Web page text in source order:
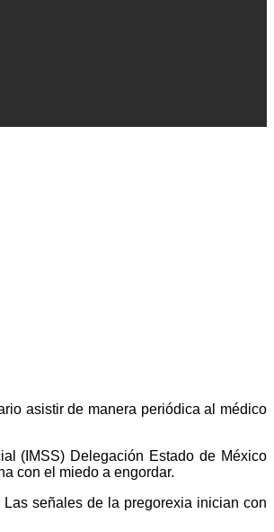
asistir de manera periódica al médico
(IMSS) Delegación Estado de México
con el miedo a engordar.
señales de la pregorexia inician con